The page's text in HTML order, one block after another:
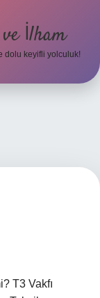
İlham
dolu keyifli yolculuk!
T3 Vakfı